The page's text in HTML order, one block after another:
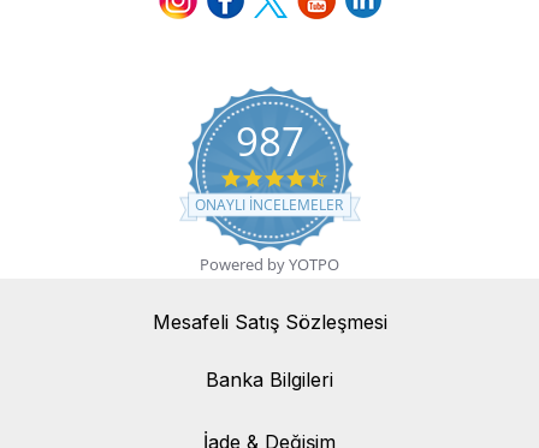
987
4.7 star rating
ONAYLI INCELEMELER
Powered by YOTPO
Mesafeli Satış Sözleşmesi
Banka Bilgileri
Banka Bilgileri
İade & Değişim
İade & Değişim